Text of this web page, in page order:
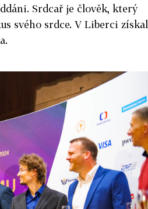
Srdcař je člověk, který
svého srdce. V Liberci získal